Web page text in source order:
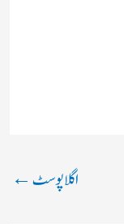
اگلا پوسٹ←